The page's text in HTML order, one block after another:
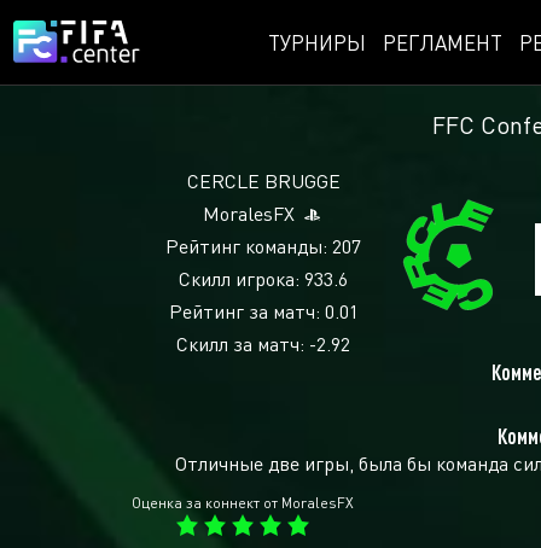
ТУРНИРЫ РЕГЛАМЕНТ
FFC
CERCLE BRUGGE
MoralesFX
Рейтинг команды: 207
Скилл игрока: 933.6
Рейтинг за матч: 0.01
Скилл за матч: -2.92
Отличные две игры, была бы команда
Оценка за коннект от MoralesFX